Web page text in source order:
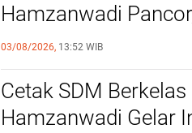
Hamzanwadi
Menumbuhkan
03/08/2026, 13:52 WIB
Cetak SDM
Hamzanwadi Gelar